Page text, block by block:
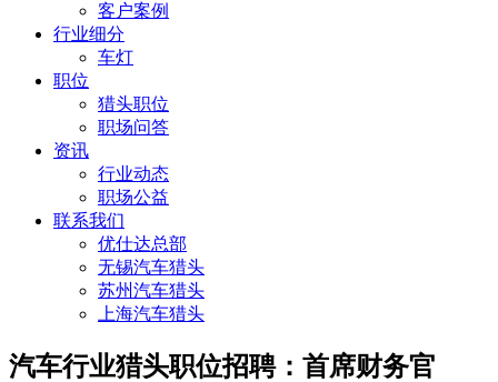
客户案例
行业细分
车灯
职位
猎头职位
职场问答
资讯
行业动态
职场公益
联系我们
优仕达总部
无锡汽车猎头
苏州汽车猎头
上海汽车猎头
汽车行业猎头职位招聘：首席财务官